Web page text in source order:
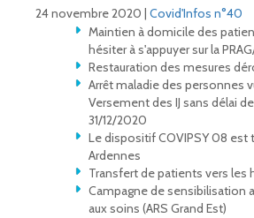
24 novembre 2020 | Covid'Infos n°40
Maintien à domicile des
hésiter à s'appuyer sur la
Restauration des mesures
Arrêt maladie des personnes
Versement des IJ sans délai
31/12/2020
Le dispositif COVIPSY 08 est
Ardennes
Transfert de patients vers les
Campagne de sensibilisation
aux soins (ARS Grand Est)